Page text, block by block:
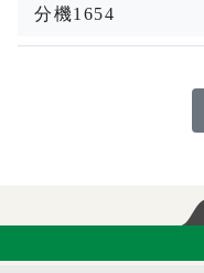
分機1654